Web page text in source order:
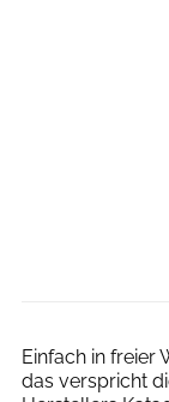
Einfach in freier
das verspricht